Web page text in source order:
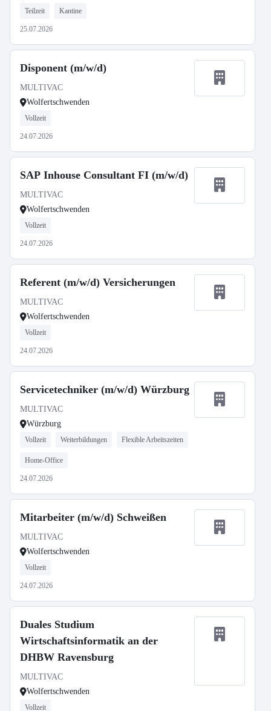
Teilzeit Kantine
25.07.2026
Disponent (m/w/d)
MULTIVAC
Wolfertschwenden
Vollzeit
24.07.2026
SAP Inhouse Consultant FI (m/w/d)
MULTIVAC
Wolfertschwenden
Vollzeit
24.07.2026
Referent (m/w/d) Versicherungen
MULTIVAC
Wolfertschwenden
Vollzeit
24.07.2026
Servicetechniker (m/w/d) Würzburg
MULTIVAC
Würzburg
Vollzeit Weiterbildungen Flexible Arbeitszeiten
Home-Office
24.07.2026
Mitarbeiter (m/w/d) Schweißen
MULTIVAC
Wolfertschwenden
Vollzeit
24.07.2026
Duales Studium
Wirtschaftsinformatik an der
DHBW Ravensburg
MULTIVAC
Wolfertschwenden
Vollzeit